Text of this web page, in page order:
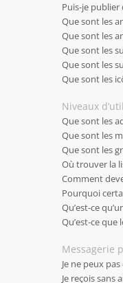
Puis-je publier
Que sont les
Que sont les
Que sont les
Que sont les
Que sont les
Niveaux
Que sont les
Que sont les
Que sont les
Où trouver la
Comment
Pourquoi
Qu’est-ce
Qu’est-ce que
Messagerie
Je ne peux
Je reçois sans